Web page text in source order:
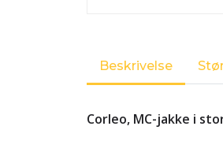
Beskrivelse
Corleo, MC-jakke i